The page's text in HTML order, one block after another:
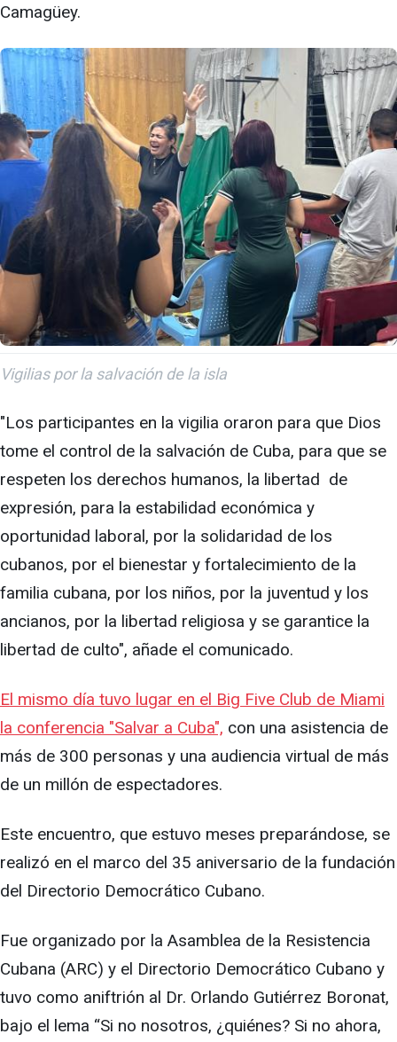
Camagüey.
Vigilias por la salvación de la isla
"Los participantes en la vigilia oraron para que Dios
tome el control de la salvación de Cuba, para que se
respeten los derechos humanos, la libertad de
expresión, para la estabilidad económica y
oportunidad laboral, por la solidaridad de los
cubanos, por el bienestar y fortalecimiento de la
familia cubana, por los niños, por la juventud y los
ancianos, por la libertad religiosa y se garantice la
libertad de culto", añade el comunicado.
El mismo día tuvo lugar en el Big Five Club de Miami
la conferencia "Salvar a Cuba", con una asistencia de
más de 300 personas y una audiencia virtual de más
de un millón de espectadores.
Este encuentro, que estuvo meses preparándose, se
realizó en el marco del 35 aniversario de la fundación
del Directorio Democrático Cubano.
Fue organizado por la Asamblea de la Resistencia
Cubana (ARC) y el Directorio Democrático Cubano y
tuvo como aniftrión al Dr. Orlando Gutiérrez Boronat,
bajo el lema “Si no nosotros, ¿quiénes? Si no ahora,